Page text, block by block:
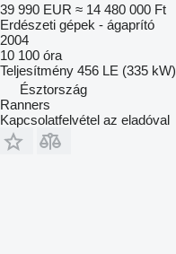
39 990 EUR ≈ 14 480 000 Ft
Erdészeti gépek - ágaprító
2004
10 100 óra
Teljesítmény 456 LE (335 kW)
Észtország
Ranners
Kapcsolatfelvétel az eladóval